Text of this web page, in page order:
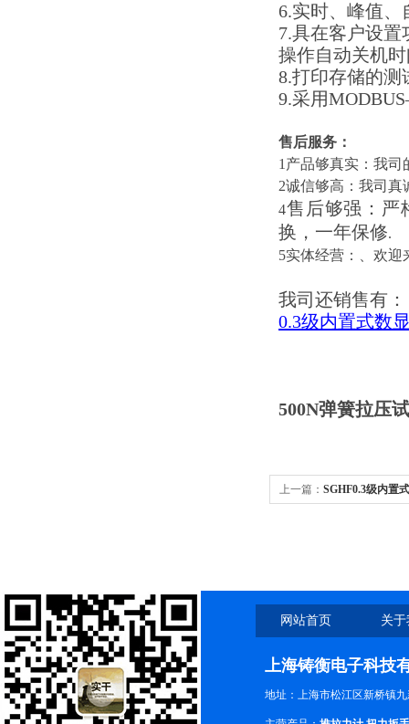
6.实时、峰值
7.具在客户设
操作自动关机
8.打印存储的
9.采用
售后服务：
1产品够真实：我
2诚信够高：我司
4售后够强：严
换，一年保修.
5实体经营：、欢
我司还销售有：
0.3级内置式数
500N弹簧拉压
上一篇： SGHF0.3级内置
网站首页 关
上海铸衡电子科技
地址：上海市松江区新桥镇